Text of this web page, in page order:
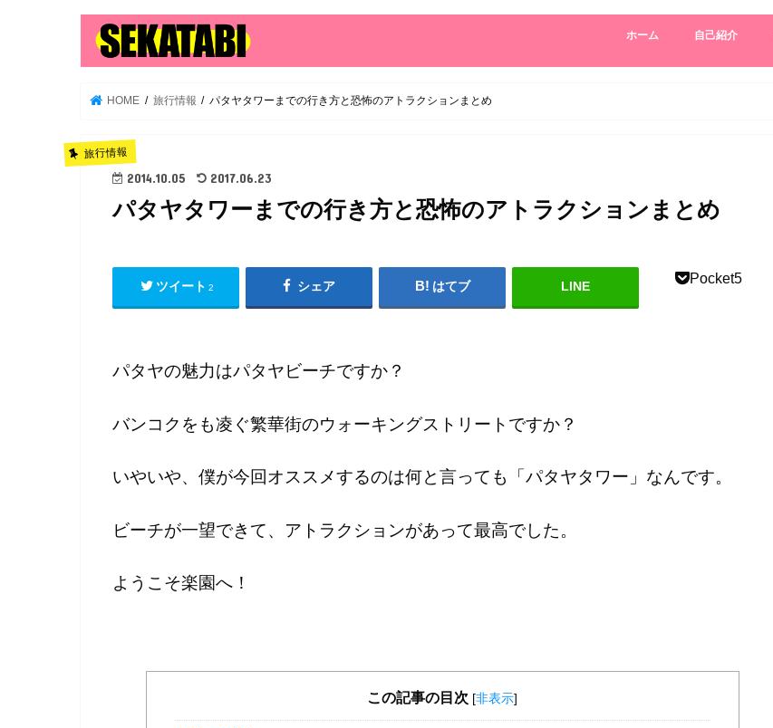
ホーム 自己紹介
HOME 旅行情報 パタヤタワーまでの行き方と恐怖のアトラクションまとめ
旅行情報
2014.10.05 2017.06.23
パタヤタワーまでの行き方と恐怖のアトラクションまとめ
ツイート 2 シェア はてブ LINE Pocket5
パタヤの魅力はパタヤビーチですか？
バンコクをも凌ぐ繁華街のウォーキングストリートですか？
いやいや、僕が今回オススメするのは何と言っても「パタヤタワー」なんです。
ビーチが一望できて、アトラクションがあって最高でした。
ようこそ楽園へ！
この記事の目次 [非表示]